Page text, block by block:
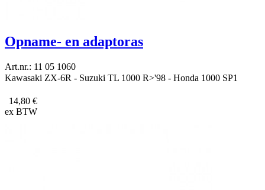
Opname- en adaptoras
Art.nr.: 11 05 1060
Kawasaki ZX-6R - Suzuki TL 1000 R>'98 - Honda 1000 SP1
14,80 €
ex BTW